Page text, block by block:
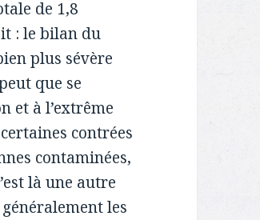
de 1,8
: le bilan du
plus sévère
que se
et à l’extrême
contrées
contaminées,
là une autre
les